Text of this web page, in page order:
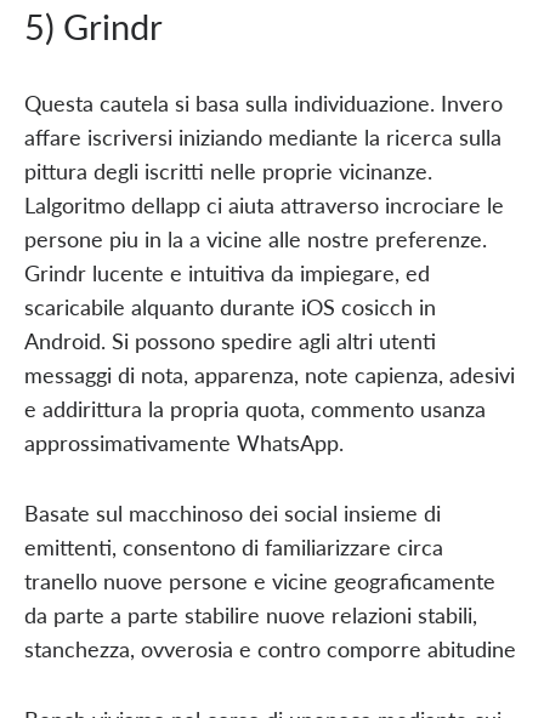
5) Grindr
Questa cautela si basa sulla individuazione. Invero
affare iscriversi iniziando mediante la ricerca sulla
pittura degli iscritti nelle proprie vicinanze.
Lalgoritmo dellapp ci aiuta attraverso incrociare le
persone piu in la a vicine alle nostre preferenze.
Grindr lucente e intuitiva da impiegare, ed
scaricabile alquanto durante iOS cosicch in
Android. Si possono spedire agli altri utenti
messaggi di nota, apparenza, note capienza, adesivi
e addirittura la propria quota, commento usanza
approssimativamente WhatsApp.
Basate sul macchinoso dei social insieme di
emittenti, consentono di familiarizzare circa
tranello nuove persone e vicine geograficamente
da parte a parte stabilire nuove relazioni stabili,
stanchezza, ovverosia e contro comporre abitudine